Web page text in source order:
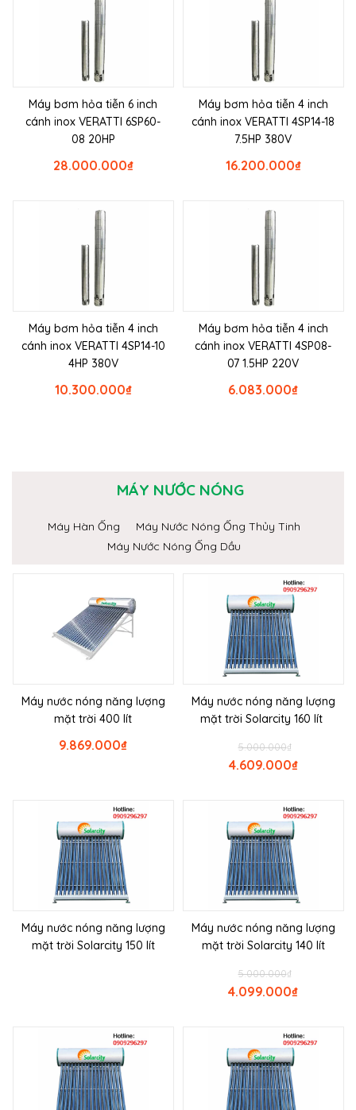
Máy bơm hỏa tiễn 6 inch
cánh inox VERATTI 6SP60-
08 20HP
₫
28.000.000
Máy bơm hỏa tiễn 4 inch
cánh inox VERATTI 4SP14-18
7.5HP 380V
₫
16.200.000
Máy bơm hỏa tiễn 4 inch
cánh inox VERATTI 4SP14-10
4HP 380V
₫
10.300.000
Máy bơm hỏa tiễn 4 inch
cánh inox VERATTI 4SP08-
07 1.5HP 220V
₫
6.083.000
MÁY NƯỚC NÓNG
Máy Hàn Ống
Máy Nước Nóng Ống Thủy Tinh
Máy Nước Nóng Ống Dầu
Máy nước nóng năng lượng
mặt trời 400 lít
₫
9.869.000
Máy nước nóng năng lượng
mặt trời Solarcity 160 lít
₫
5.000.000
₫
4.609.000
Máy nước nóng năng lượng
mặt trời Solarcity 150 lít
Máy nước nóng năng lượng
mặt trời Solarcity 140 lít
₫
5.000.000
₫
4.099.000